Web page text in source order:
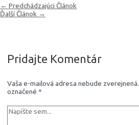
Navigácia
v
← Predchádzajúci Článok
Ďalší Článok →
Pridajte Komentár
Vaša e-mailová adresa nebude zverejnená.
označené *
Napíšte
sem...